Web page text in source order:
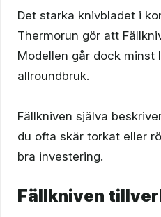
Det starka knivbladet i
Thermorun gör att
Modellen går dock minst
allroundbruk.
Fällkniven själva
du ofta skär torkat eller
bra investering.
Fällkniven